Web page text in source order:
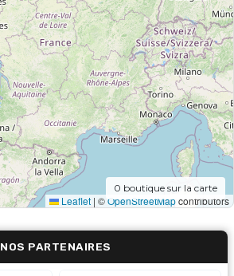
Leaflet | ©OpenStreetMapcontributors
0 boutique sur la carte
NOS PARTENAIRES